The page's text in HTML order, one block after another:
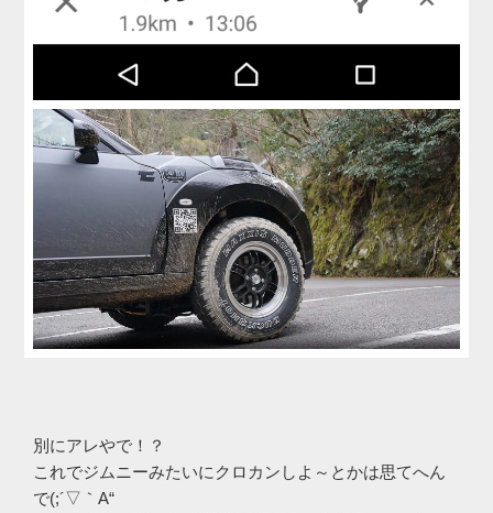
別にアレやで！？
これでジムニーみたいにクロカンしよ～とかは思てへん
で(;´▽｀A“